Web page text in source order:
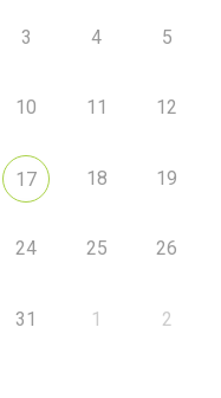
3 4 5
10 11 12
17 18 19
24 25 26
31 1 2